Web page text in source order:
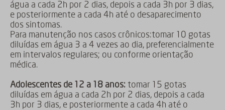
água a cada 2h por 2 dias, depois a cada 3h por 3 dias,
e posteriormente a cada 4h até o desaparecimento
dos sintomas.
Para manutenção nos casos crônicos:tomar 10 gotas
diluídas em água 3 a 4 vezes ao dia, preferencialmente
em intervalos regulares; ou conforme orientação
médica.
Adolescentes de 12 a 18 anos: tomar 15 gotas
diluídas em água a cada 2h por 2 dias, depois a cada
3h por 3 dias, e posteriormente a cada 4h até o